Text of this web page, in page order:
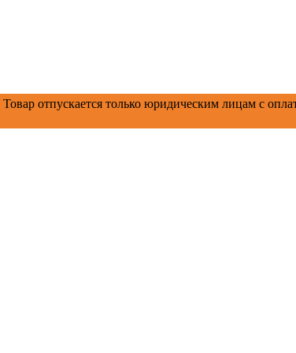
Товар отпускается только юридическим лицам с